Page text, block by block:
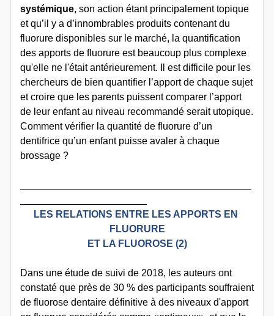
systémique, son action étant principalement topique
et qu’il y a d’innombrables produits contenant du
fluorure disponibles sur le marché, la quantification
des apports de fluorure est beaucoup plus complexe
qu'elle ne l'était antérieurement. Il est difficile pour les
chercheurs de bien quantifier l’apport de chaque sujet
et croire que les parents puissent comparer l’apport
de leur enfant au niveau recommandé serait utopique.
Comment vérifier la quantité de fluorure d’un
dentifrice qu’un enfant puisse avaler à chaque
brossage ?
LES RELATIONS ENTRE LES APPORTS EN
FLUORURE
ET LA FLUOROSE (2)
Dans une étude de suivi de 2018, les auteurs ont
constaté que près de 30 % des participants souffraient
de fluorose dentaire définitive à des niveaux d'apport